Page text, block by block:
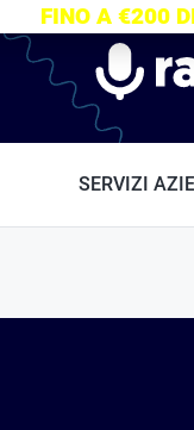
SERVIZI
FINO A €200